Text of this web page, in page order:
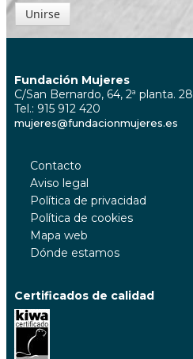
Unirse
Fundación Mujeres
C/San Bernardo, 64, 2ª planta.
Tel.: 915 912 420
mujeres@fundacionmujeres.es
Contacto
Aviso legal
Política de privacidad
Política de cookies
Mapa web
Dónde estamos
Certificados de calidad